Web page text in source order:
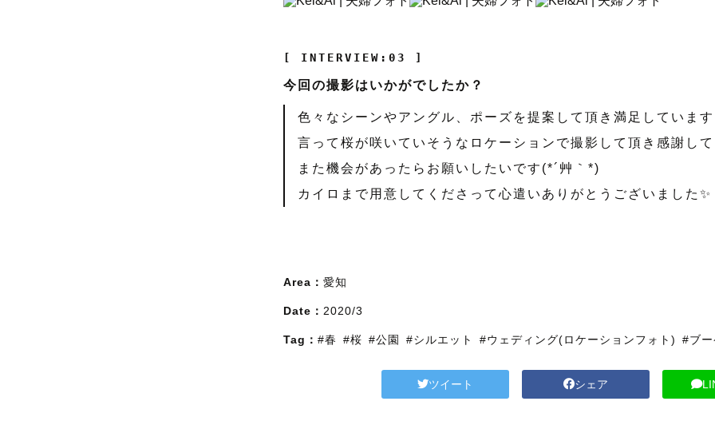
[ INTERVIEW:03 ]
今回の撮影はいかがでしたか？
色々なシーンやアングル、ポーズを提案して頂き満足していま
言って桜が咲いていそうなロケーションで撮影して頂き感謝し
また機会があったらお願いしたいです(*´艸｀*)
カイロまで用意してくださって心遣いありがとうございました✨
Area： 愛知
Date： 2020/3
Tag： #春 #桜 #公園 #シルエット #ウェディング(ロケーションフォト) #ブ
ツイート シェア